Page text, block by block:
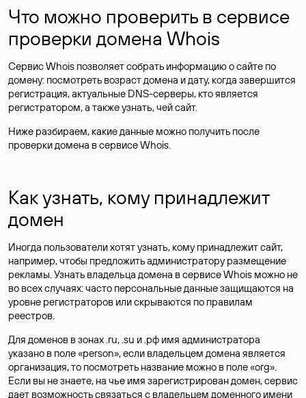
Что можно проверить в сервисе
проверки домена Whois
Сервис Whois позволяет собрать информацию о сайте по
домену: посмотреть возраст домена и дату, когда завершится
регистрация, актуальные DNS-серверы, кто является
регистратором, а также узнать, чей сайт.
Ниже разбираем, какие данные можно получить после
проверки домена в сервисе Whois.
Как узнать, кому принадлежит
домен
Иногда пользователи хотят узнать, кому принадлежит сайт,
например, чтобы предложить администратору размещение
рекламы. Узнать владельца домена в сервисе Whois можно не
во всех случаях: часто персональные данныезащищаются на
уровне регистраторов или скрываются по правилам
реестров.
Для доменов в зонах .ru, .su и .рф имя администратора
указано в поле «person», если владельцем домена является
организация, то посмотреть название можно в поле «org».
Если вы не знаете, на чье имя зарегистрирован домен, сервис
дает возможность связаться с владельцем доменного имени